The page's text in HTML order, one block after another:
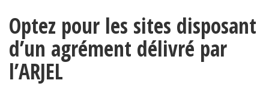
Optez pour les sites disposant
d’un agrément délivré par
l’ARJEL